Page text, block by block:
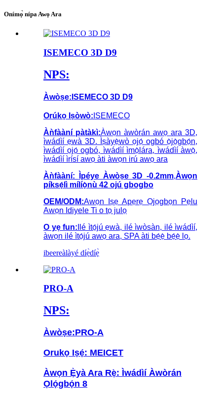
Onímọ̀ nípa Awọ Ara
ISEMECO 3D D9
NPS:
Àwòṣe: ISEMECO 3D D9
Orúkọ Iṣòwò: ISEMECO
Àǹfààní pàtàkì:Àwọn àwòrán awọ ara 3D,
ìwádìí ẹwà 3D. Ìṣàyẹ̀wò ọjọ́ ogbó ọ̀jọ̀gbọ́n,
ìwádìí ọjọ́ ogbó, ìwádìí ìmọ̀lára, ìwádìí àwọ̀,
ìwádìí ìrísí awọ àti àwọn irú awọ ara
Àǹfààní:
Ìpéye Àwòṣe 3D -0.2mm,Àwọn
píksẹ́lì mílíọ̀nù 42 ojú gbogbo
OEM/ODM:Awọn Iṣẹ Apẹrẹ Ọjọgbọn Pẹlu
Awọn Idiyele Ti o tọ julọ
O yẹ fun: Ilé ìtọ́jú ẹwà, ilé ìwòsàn, ilé ìwádìí,
àwọn ilé ìtọ́jú awọ ara, SPA àti bẹ́ẹ̀ bẹ́ẹ̀ lọ.
ibeereàlàyé díẹ̀díẹ̀
PRO-A
NPS:
Àwòṣe:PRO-A
Orukọ Iṣẹ́: MEICET
Àwọn Ẹ̀yà Ara Rẹ̀: Ìwádìí Àwòrán
Ọlọ́gbọ́n 8